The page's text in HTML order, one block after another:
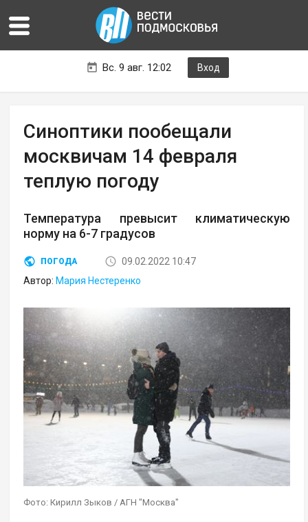
Вс. 9 авг. 12:02 Вход
Синоптики пообещали
москвичам 14 февраля
теплую погоду
Температура превысит климатическую
норму на 6-7 градусов
ПОГОДА
09.02.2022 10:47
Автор: Мария Нестеренко
Фото: Кирилл Зыков / АГН "Москва"